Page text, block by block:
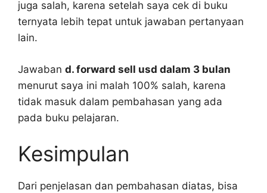
juga salah, karena setelah saya cek di buku
ternyata lebih tepat untuk jawaban pertanyaan
lain.
Jawaban d. forward sell usd dalam 3 bulan
menurut saya ini malah 100% salah, karena
tidak masuk dalam pembahasan yang ada
pada buku pelajaran.
Kesimpulan
Dari penjelasan dan pembahasan diatas, bisa